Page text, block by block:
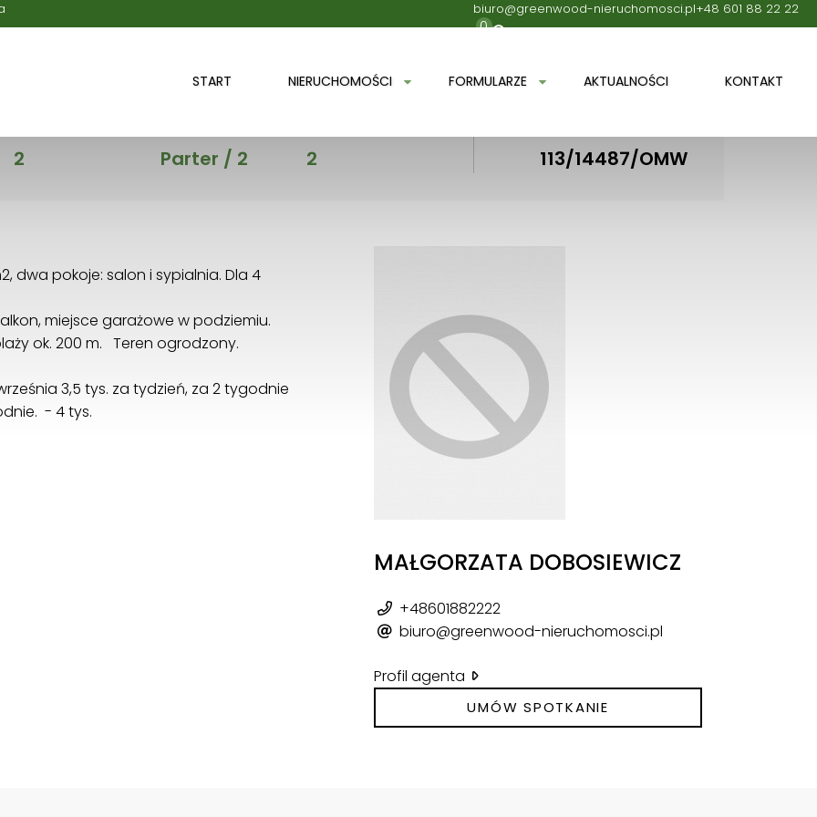
biuro@greenwood-nieruchomosci.pl+48 601 88 22 22
0
START NIERUCHOMOŚCI FORMULARZE AKTUALNOŚCI KONTAKT
2 Parter / 2 2 113/14487/OMW
dwa pokoje: salon i sypialnia. Dla 4
miejsce garażowe w podziemiu.
ok. 200 m. Teren ogrodzony.
3,5 tys. za tydzień, za 2 tygodnie
- 4 tys.
MAŁGORZATA DOBOSIEWICZ
+48601882222
biuro@greenwood-nieruchomosci.pl
Profil agenta
UMÓW SPOTKANIE